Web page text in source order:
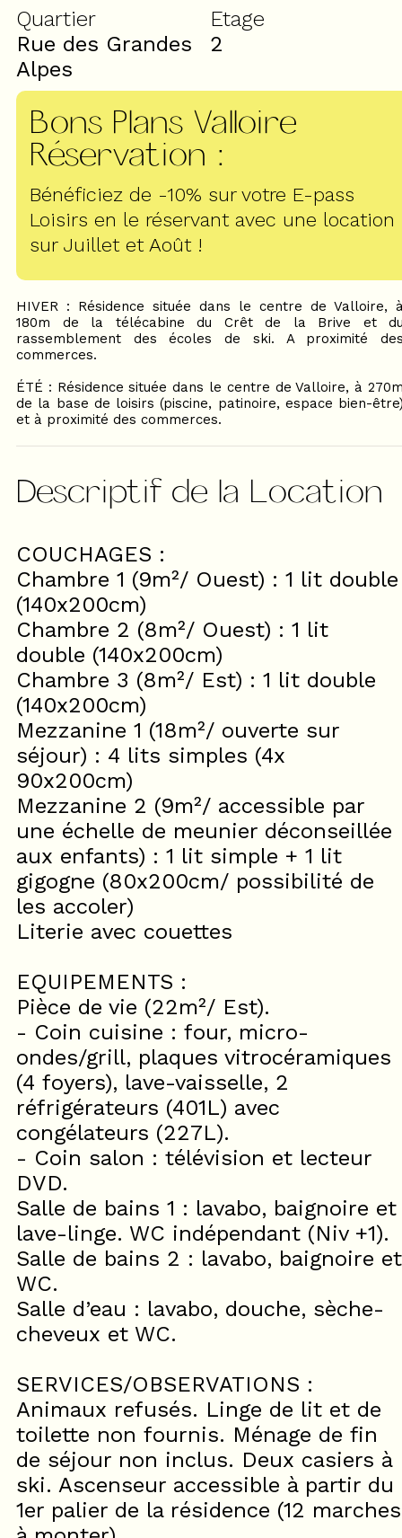
Quartier
Rue des Grandes
Alpes
Etage
2
Bons Plans Valloire
Réservation :
Bénéficiez de -10% sur votre E-pass
Loisirs en le réservant avec une location
sur Juillet et Août !
HIVER : Résidence située dans le centre de Valloire,
180m de la télécabine du Crêt de la Brive et
rassemblement des écoles de ski. A proximité
commerces.
ÉTÉ : Résidence située dans le centre de Valloire, à
de la base de loisirs (piscine, patinoire, espace bien-
et à proximité des commerces.
Descriptif de la Location
COUCHAGES :
Chambre 1 (9m²/ Ouest) : 1 lit double
(140x200cm)
Chambre 2 (8m²/ Ouest) : 1 lit
double (140x200cm)
Chambre 3 (8m²/ Est) : 1 lit double
(140x200cm)
Mezzanine 1 (18m²/ ouverte sur
séjour) : 4 lits simples (4x
90x200cm)
Mezzanine 2 (9m²/ accessible par
une échelle de meunier déconseillée
aux enfants) : 1 lit simple + 1 lit
gigogne (80x200cm/ possibilité de
les accoler)
Literie avec couettes
EQUIPEMENTS :
Pièce de vie (22m²/ Est).
- Coin cuisine : four, micro-
ondes/grill, plaques vitrocéramiques
(4 foyers), lave-vaisselle, 2
réfrigérateurs (401L) avec
congélateurs (227L).
- Coin salon : télévision et lecteur
DVD.
Salle de bains 1 : lavabo, baignoire et
lave-linge. WC indépendant (Niv +1).
Salle de bains 2 : lavabo, baignoire et
WC.
Salle d’eau : lavabo, douche, sèche-
cheveux et WC.
SERVICES/OBSERVATIONS :
Animaux refusés. Linge de lit et de
toilette non fournis. Ménage de fin
de séjour non inclus. Deux casiers à
ski. Ascenseur accessible à partir du
1er palier de la résidence (12 marches